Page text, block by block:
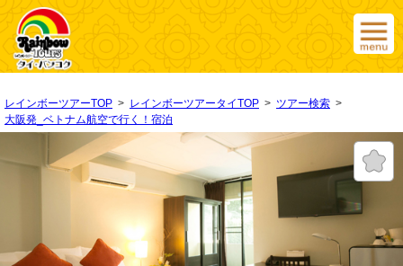
レインボーツアーTOP > レインボーツアータイTOP > ツアー検索 >
大阪発_ベトナム航空で行く！宿泊